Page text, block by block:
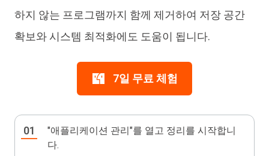
하지 않는 프로그램까지 함께 제거하여 저장 공간
확보와 시스템 최적화에도 도움이 됩니다.
7일 무료 체험
"애플리케이션 관리"를 열고 정리를 시작합니
다.